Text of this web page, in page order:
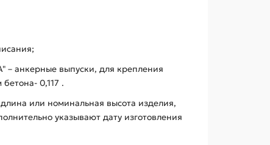
– анкерные выпуски, для крепления
0,117 .
или номинальная высота изделия,
указывают дату изготовления